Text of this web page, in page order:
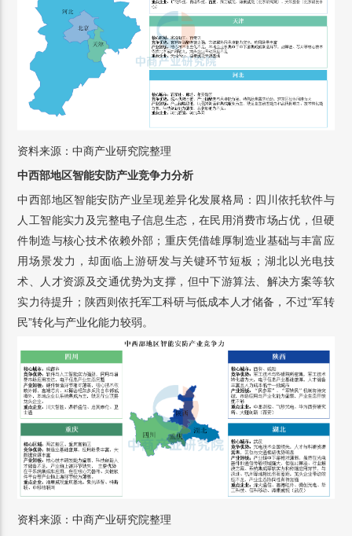
资料来源：中商产业研究院整理
中西部地区智能安防产业竞争力分析
中西部地区智能安防产业呈现差异化发展格局：四川依托软件与
人工智能实力及完整电子信息生态，在民用消费市场占优，但硬
件制造与核心技术依赖外部；重庆凭借雄厚制造业基础与丰富应
用场景发力，却面临上游研发与关键环节短板；湖北以光电技
术、人才资源及交通优势为支撑，但中下游算法、解决方案等软
实力待提升；陕西则依托军工科研与低成本人才储备，不过“军转
民”转化与产业化能力较弱。
资料来源：中商产业研究院整理